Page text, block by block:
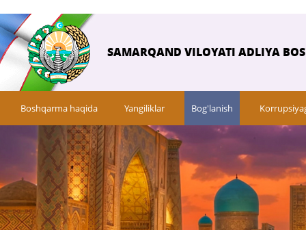
SAMARQAND VILOYATI ADLIYA
Boshqarma haqida Yangiliklar Bog'lanish